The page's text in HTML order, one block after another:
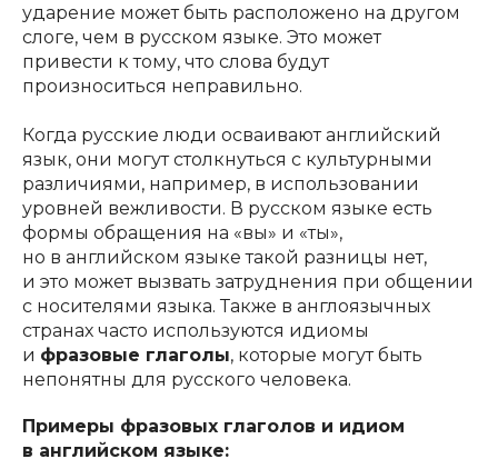
ударение может быть расположено на другом
слоге, чем в русском языке. Это может
привести к тому, что слова будут
произноситься неправильно.
Когда русские люди осваивают английский
язык, они могут столкнуться с культурными
различиями, например, в использовании
уровней вежливости. В русском языке есть
формы обращения на «вы» и «ты»,
но в английском языке такой разницы нет,
и это может вызвать затруднения при общении
с носителями языка. Также в англоязычных
странах часто используются идиомы
и фразовые глаголы, которые могут быть
непонятны для русского человека.
Примеры фразовых глаголов и идиом
в английском языке: